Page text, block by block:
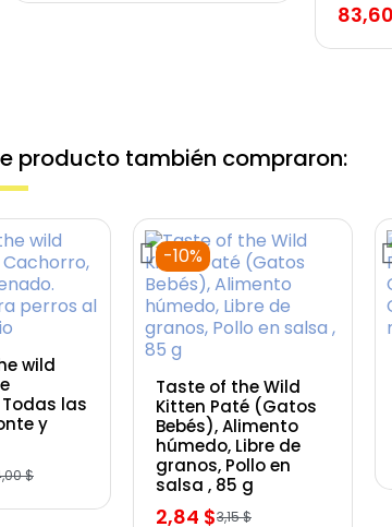
producto también compraron:
wild
las
y
$
Vista rápida
-10%
Taste of the Wild
Kitten Paté (Gatos
Bebés), Alimento
húmedo, Libre de
granos, Pollo en
salsa , 85 g
3,15 $
2,84 $